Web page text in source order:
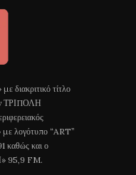
τίτλο
ΤΡΙΠΟΛΗ
λογότυπο “ART”
καθώς και ο
95,9 FM.